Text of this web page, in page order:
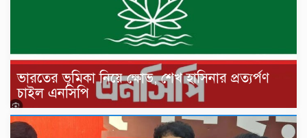
ভারতের ভূমিকা নিয়ে ক্ষোভ, শেখ হাসিনার প্রত্যর্পণ
চাইল এনসিপি